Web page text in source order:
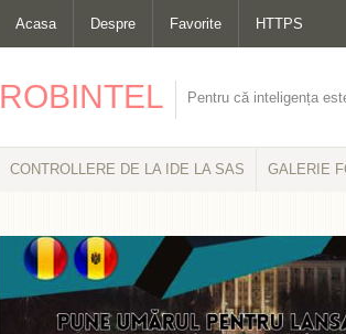
Acasa Despre Favorite HTTPS
ROBINTEL Pentru că inteligența
CONTROLLERE DE LA IDE LA SAS GALERIE